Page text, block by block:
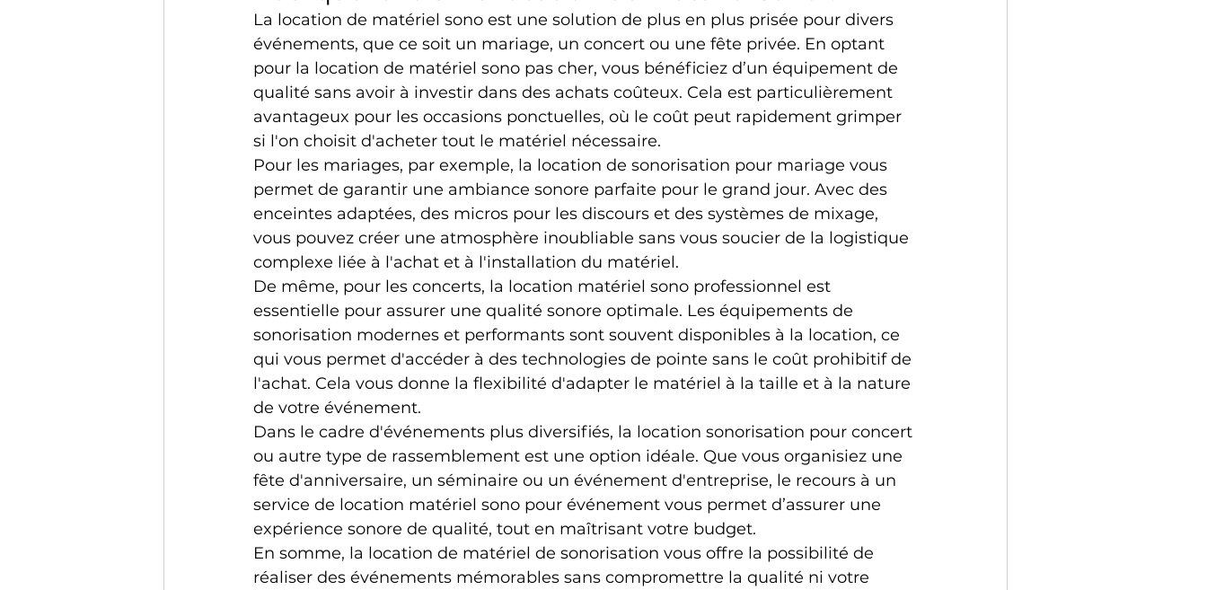
La location de matériel sono est une solution de plus en plus prisée pour divers
événements, que ce soit un mariage, un concert ou une fête privée. En optant
pour la location de matériel sono pas cher, vous bénéficiez d’un équipement de
qualité sans avoir à investir dans des achats coûteux. Cela est particulièrement
avantageux pour les occasions ponctuelles, où le coût peut rapidement grimper
si l'on choisit d'acheter tout le matériel nécessaire.
Pour les mariages, par exemple, la location de sonorisation pour mariage vous
permet de garantir une ambiance sonore parfaite pour le grand jour. Avec des
enceintes adaptées, des micros pour les discours et des systèmes de mixage,
vous pouvez créer une atmosphère inoubliable sans vous soucier de la logistique
complexe liée à l'achat et à l'installation du matériel.
De même, pour les concerts, la location matériel sono professionnel est
essentielle pour assurer une qualité sonore optimale. Les équipements de
sonorisation modernes et performants sont souvent disponibles à la location, ce
qui vous permet d'accéder à des technologies de pointe sans le coût prohibitif de
l'achat. Cela vous donne la flexibilité d'adapter le matériel à la taille et à la nature
de votre événement.
Dans le cadre d'événements plus diversifiés, la location sonorisation pour concert
ou autre type de rassemblement est une option idéale. Que vous organisiez une
fête d'anniversaire, un séminaire ou un événement d'entreprise, le recours à un
service de location matériel sono pour événement vous permet d’assurer une
expérience sonore de qualité, tout en maîtrisant votre budget.
En somme, la location de matériel de sonorisation vous offre la possibilité de
réaliser des événements mémorables sans compromettre la qualité ni votre